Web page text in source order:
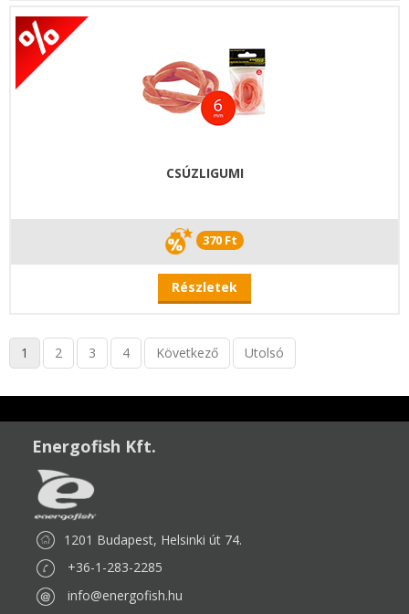
CSÚZLIGUMI
370 Ft
Részletek
1 2 3 4 Következő Utolsó
Energofish Kft.
1201 Budapest, Helsinki út 74.
+36-1-283-2285
info@energofish.hu